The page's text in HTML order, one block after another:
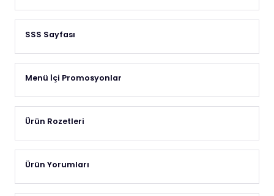
SSS Sayfası
Menü İçi Promosyonlar
Ürün Rozetleri
Ürün Yorumları